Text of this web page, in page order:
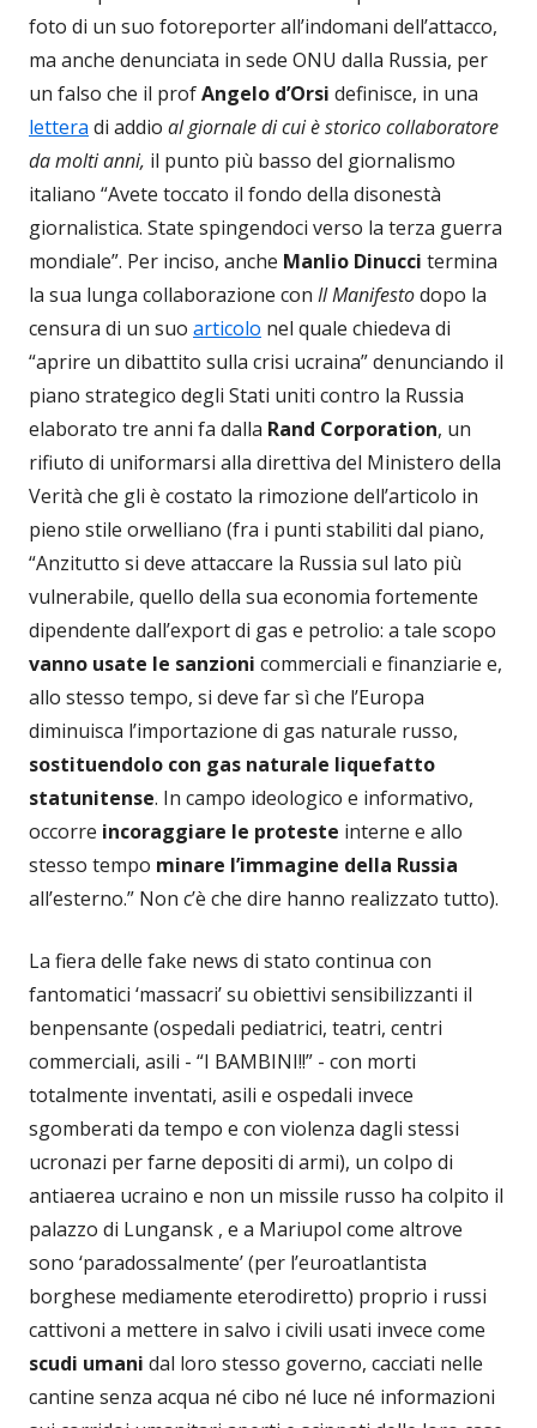
foto di un suo fotoreporter all’indomani dell’attacco,
ma anche denunciata in sede ONU dalla Russia, per
un falso che il profAngelo d’Orsi definisce, in una
lettera di addio al giornale di cui è storico collaboratore
da molti anni, il punto più basso del giornalismo
italiano “Avete toccato il fondo della disonestà
giornalistica. State spingendoci verso la terza guerra
mondiale”. Per inciso, anche Manlio Dinucci termina
la sua lunga collaborazione con Il Manifestodopo la
censura di un suo articolo nel quale chiedeva di
“aprire un dibattito sulla crisi ucraina” denunciando il
piano strategico degli Stati uniti contro la Russia
elaborato tre anni fa dalla Rand Corporation, un
rifiuto di uniformarsi alla direttiva del Ministero della
Verità che gli è costato la rimozione dell’articolo in
pieno stile orwelliano (fra i punti stabiliti dal piano,
“Anzitutto si deve attaccare la Russia sul lato più
vulnerabile, quello della sua economia fortemente
dipendente dall’export di gas e petrolio: a tale scopo
vanno usate le sanzioni commerciali e finanziarie e,
allo stesso tempo, si deve far sì che l’Europa
diminuisca l’importazione di gas naturale russo,
sostituendolo con gas naturale liquefatto
statunitense. In campo ideologico e informativo,
occorre incoraggiare le proteste interne e allo
stesso tempo minare l’immagine della Russia
all’esterno.” Non c’è che dire hanno realizzato tutto).
La fiera delle fake news di stato continua con
fantomatici ‘massacri’ su obiettivi sensibilizzanti il
benpensante (ospedali pediatrici, teatri, centri
commerciali, asili - “I BAMBINI!!” - con morti
totalmente inventati, asili e ospedali invece
sgomberati da tempo e con violenza dagli stessi
ucronazi per farne depositi di armi), un colpo di
antiaerea ucraino e non un missile russo ha colpito il
palazzo di Lungansk , e a Mariupol come altrove
sono ‘paradossalmente’ (per l’euroatlantista
borghese mediamente eterodiretto) proprio i russi
cattivoni a mettere in salvo i civili usati invece come
scudi umani dal loro stesso governo, cacciati nelle
cantine senza acqua né cibo né luce né informazioni